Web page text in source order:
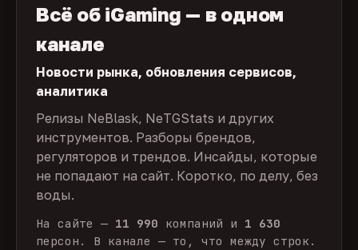
Всё об iGaming — в одном
канале
Новости рынка, обновления сервисов,
аналитика
Релизы NeBlask, NeTGStats и других
инструментов. Разборы брендов,
регуляторов и трендов. Инсайды, которые
не попадают на сайт. Коротко, по делу, без
воды.
На сайте — 11 990 компаний и 1 630
персон. В канале — то, что между строк.